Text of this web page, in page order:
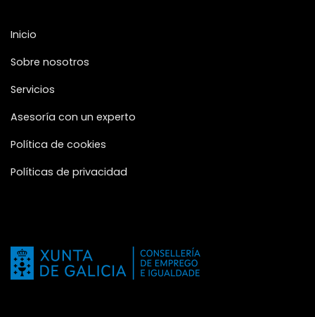
Inicio
Sobre nosotros
Servicios
Asesoría con un experto
Política de cookies
Políticas de privacidad